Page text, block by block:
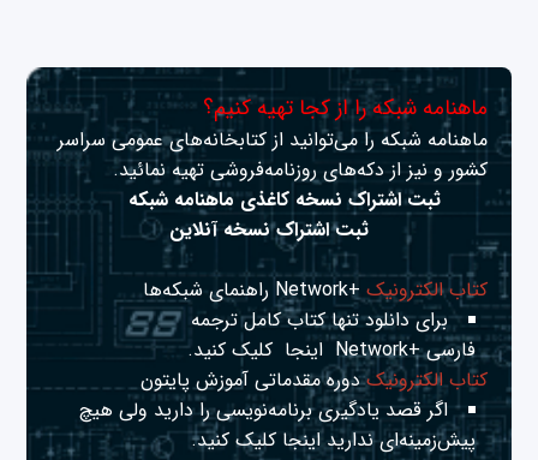
ماهنامه شبکه را از کجا تهیه کنیم؟
ماهنامه شبکه را می‌توانید از کتابخانه‌های عمومی سراسر
کشور و نیز از دکه‌های روزنامه‌فروشی تهیه نمائید.
ثبت اشتراک نسخه کاغذی ماهنامه شبکه
ثبت اشتراک نسخه آنلاین
کتاب الکترونیک+Network راهنمای شبکه‌ها
برای دانلود تنها کتاب کامل ترجمه
فارسی +Network
اینجا کلیک کنید.
کتاب الکترونیکدوره مقدماتی آموزش پایتون
اگر قصد یادگیری برنامه‌نویسی را دارید ولی هیچ
پیش‌زمینه‌ای نداریداینجا کلیک کنید.